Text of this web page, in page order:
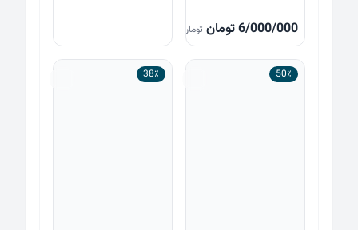
6/000/000تومان تومان
50٪ 38٪